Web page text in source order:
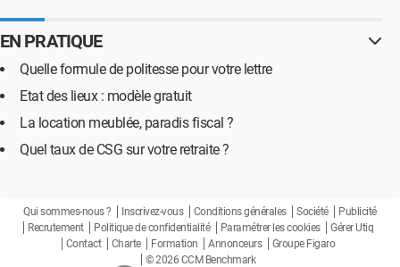
EN PRATIQUE
Quelle formule de politesse pour votre lettre
Etat des lieux : modèle gratuit
La location meublée, paradis fiscal ?
Quel taux de CSG sur votre retraite ?
Qui sommes-nous ? Inscrivez-vous Conditions générales Société
Publicité
Recrutement
Politique de confidentialité Paramétrer les cookies
Gérer Utiq
Contact
Charte Formation Annonceurs
Groupe Figaro
© 2026 CCM Benchmark